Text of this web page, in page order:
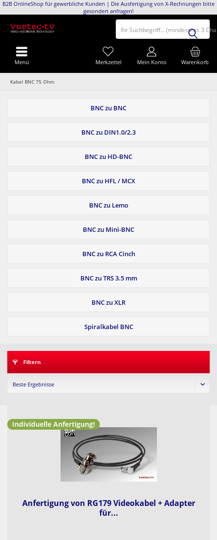
B2B OnlineShop für gewerbliche Kunden | Die Ausfertigung von X-Rechnungen bitte
gesondert anfragen!
Ihr Suchbegriff... (mindestens 3
Warenkorb
Merkzettel Mein Konto
Menü
Kabel BNC 75 Ohm
BNC zu BNC
BNC zu DIN1.0/2.3
BNC zu HD-BNC
BNC zu HFL / MCX
BNC zu Lemo
BNC zu Mini-BNC
BNC zu RCA Cinch
BNC zu TRS 3.5 mm
BNC zu XLR
Spiralkabel BNC
Filtern
Individuelle Anfertigung!
Anfertigung von RG179 Videokabel + Adapter
für...